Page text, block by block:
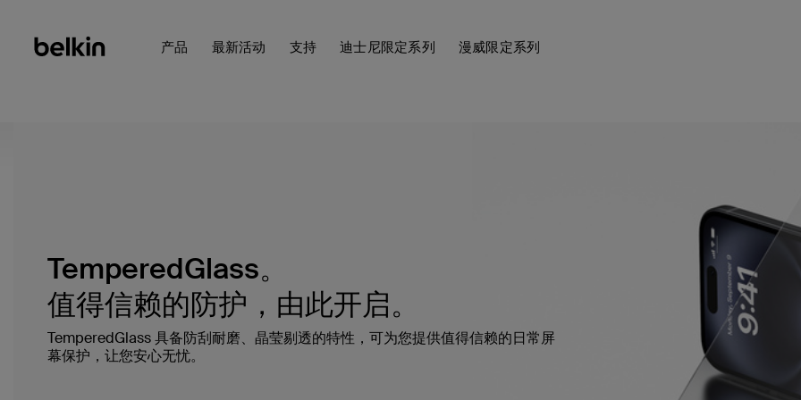
产品 最新活动 支持 迪士尼限定系列 漫威限定系列
TemperedGlass。
值得信赖的防护，由此开启。
TemperedGlass 具备防刮耐磨、晶莹剔透的特性，可为您提供值得信赖的日常屏
幕保护，让您安心无忧。